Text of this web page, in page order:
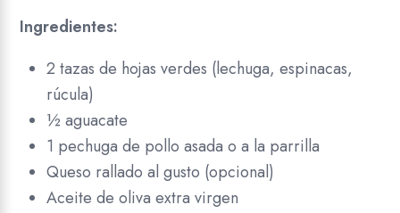
Ingredientes:
2 tazas de hojas verdes (lechuga, espinacas,
rúcula)
½ aguacate
1 pechuga de pollo asada o a la parrilla
Queso rallado al gusto (opcional)
Aceite de oliva extra virgen